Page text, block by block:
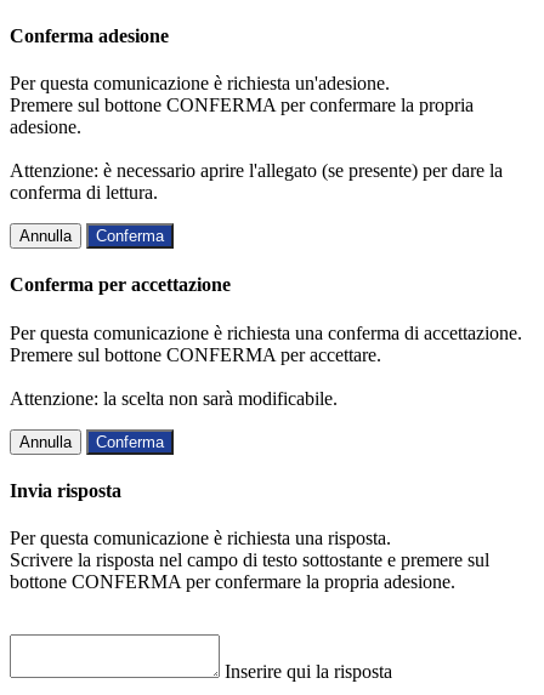
Conferma adesione
Per questa comunicazione è richiesta un'adesione.
Premere sul bottone CONFERMA per confermare la propria
adesione.
Attenzione: è necessario aprire l'allegato (se presente) per dare la
conferma di lettura.
Annulla Conferma
Conferma per accettazione
Per questa comunicazione è richiesta una conferma di accettazione.
Premere sul bottone CONFERMA per accettare.
Attenzione: la scelta non sarà modificabile.
Annulla Conferma
Invia risposta
Per questa comunicazione è richiesta una risposta.
Scrivere la risposta nel campo di testo sottostante e premere sul
bottone CONFERMA per confermare la propria adesione.
Inserire qui la risposta